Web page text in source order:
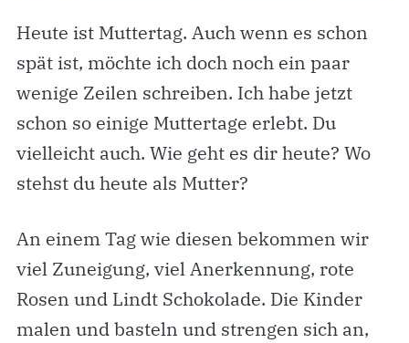
Heute ist Muttertag. Auch wenn es schon
spät ist, möchte ich doch noch ein paar
wenige Zeilen schreiben. Ich habe jetzt
schon so einige Muttertage erlebt. Du
vielleicht auch. Wie geht es dir heute? Wo
stehst du heute als Mutter?
An einem Tag wie diesen bekommen wir
viel Zuneigung, viel Anerkennung, rote
Rosen und Lindt Schokolade. Die Kinder
malen und basteln und strengen sich an,